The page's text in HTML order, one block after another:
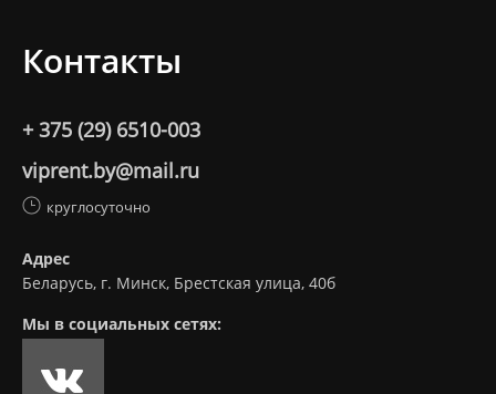
Контакты
+ 375 (29) 6510-003
viprent.by@mail.ru
круглосуточно
Адрес
Беларусь, г. Минск, Брестская улица, 40б
Мы в социальных сетях: